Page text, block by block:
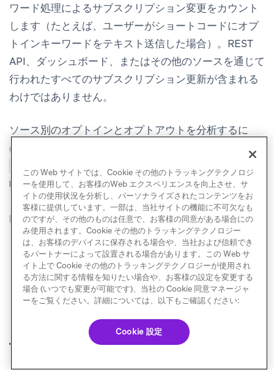
ワード処理によるサブスクリプション変更をカウント
します（たとえば、ユーザーがショートコードにオプ
トインキーワードをテキスト送信した場合）。REST
API、ダッシュボード、またはその他のソースを通じて
行われたすべてのサブスクリプション更新が含まれる
わけではありません。
ソース別のオプトインとオプトアウトを分析するに
は、
D
でクエリビルダーを使用し、 STATE_CHANGE_SOURCE
フィルタリングします（たとえば、Rest APIと
Inbound Messageの比較）。
この Web サイトでは、Cookie その他のトラッキングテクノロジ
ーを使用して、お客様のWeb エクスペリエンスを向上させ、サ
イトの使用状況を分析し、パーソナライズされたコンテンツをお
客様に提供しています。一部は、当社サイトの機能に不可欠なも
のですが、その他のものは任意で、お客様の同意がある場合にの
み使用されます。Cookie その他のトラッキングテクノロジー
は、お客様のデバイスに保存される場合や、当社および信頼でき
るパートナーによって設置される場合があります。この Web サ
イト上で Cookie その他のトラッキングテクノロジーが使用され
る方法に関する情報を知りたい場合や、お客様の設定を変更する
場合 (いつでも変更が可能です)、当社の Cookie 同意マネージャ
ーをご覧ください。詳細については、以下もご確認ください:
Cookie 設定